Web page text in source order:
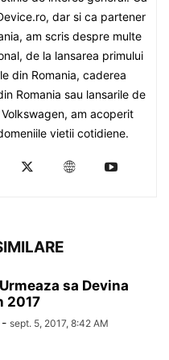
dar si ca partener
am scris despre multe
de la lansarea primului
din Romania, caderea
Romania sau lansarile de
am acoperit
vietii cotidiene.
sa Devina
2017
- sept. 5, 2017, 8:42 AM